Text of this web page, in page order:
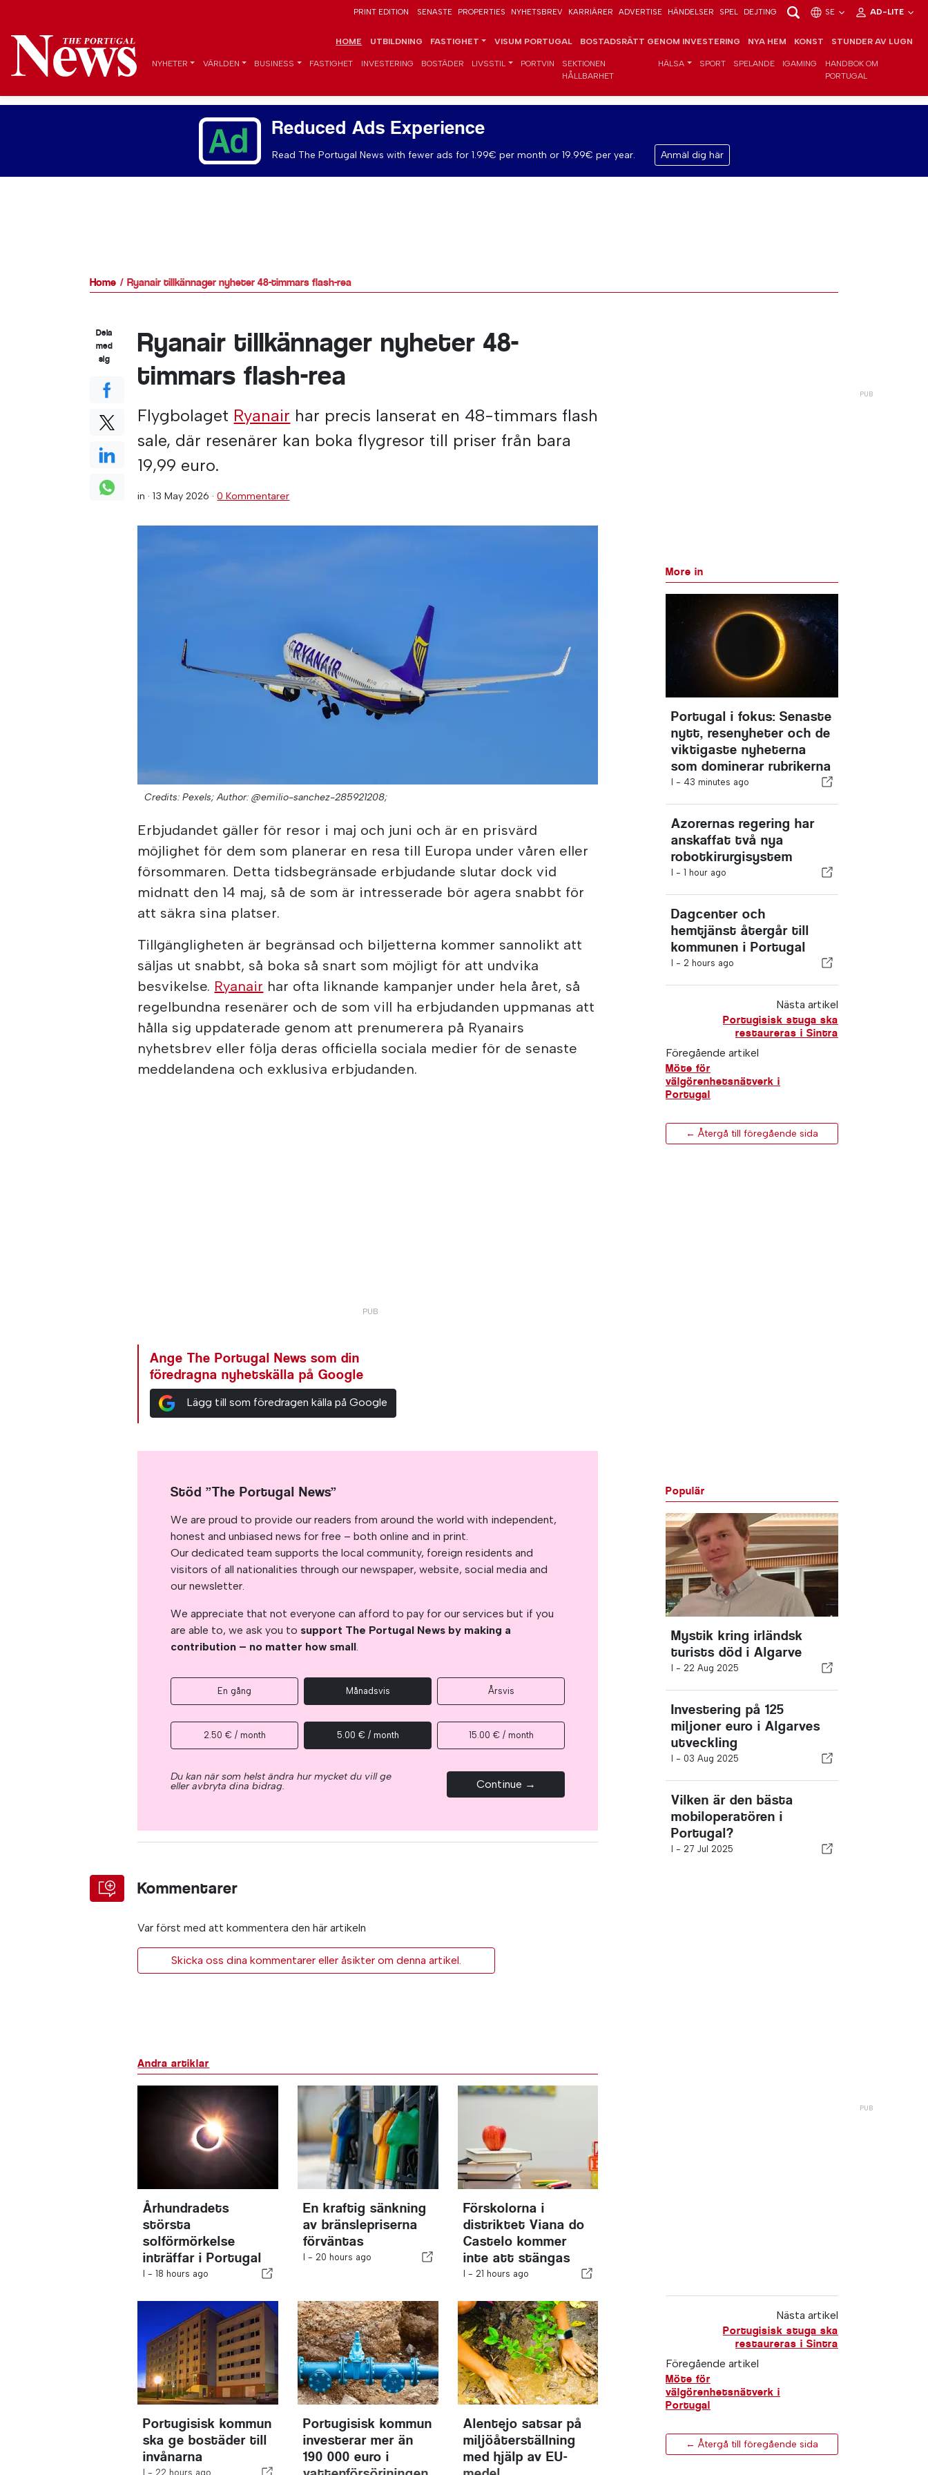
PRINT EDITION SENASTE PROPERTIES NYHETSBREV KARRIÄRER ADVERTISE HÄNDELSER SPEL DEJTING SE AD-LITE
HOME UTBILDNING FASTIGHET VISUM PORTUGAL BOSTADSRÄTT GENOM INVESTERING NYA HEM KONST STUNDER AV LUGN
NYHETER VÄRLDEN BUSINESS FASTIGHET INVESTERING BOSTÄDER LIVSSTIL PORTVIN
SEKTIONEN
HÅLLBARHET
HÄLSA SPORT SPELANDE IGAMING
HANDBOK OM
PORTUGAL
Reduced Ads Experience
Read The Portugal News with fewer ads for 1.99€ per month or 19.99€ per year. Anmäl dig här
Home Ryanair tillkännager nyheter 48-timmars flash-rea
Ryanair tillkännager nyheter 48-
timmars flash-rea
Flygbolaget Ryanair har precis lanserat en 48-timmars flash
sale, där resenärer kan boka flygresor till priser från bara
19,99 euro.
in ·13 May 2026 ·0 Kommentarer
Credits: Pexels; Author: @emilio-sanchez-285921208;
Erbjudandet gäller för resor i maj och juni och är en prisvärd
möjlighet för dem som planerar en resa till Europa under våren eller
försommaren. Detta tidsbegränsade erbjudande slutar dock vid
midnatt den 14 maj, så de som är intresserade bör agera snabbt för
att säkra sina platser.
Tillgängligheten är begränsad och biljetterna kommer sannolikt att
säljas ut snabbt, så boka så snart som möjligt för att undvika
besvikelse. Ryanair har ofta liknande kampanjer under hela året, så
regelbundna resenärer och de som vill ha erbjudanden uppmanas att
hålla sig uppdaterade genom att prenumerera på Ryanairs
nyhetsbrev eller följa deras officiella sociala medier för de senaste
meddelandena och exklusiva erbjudanden.
Ange The Portugal News som din
föredragna nyhetskälla på Google
Lägg till som föredragen källa på Google
Dela
med
sig
More in
Portugal i fokus: Senaste
nytt, resenyheter och de
viktigaste nyheterna
som dominerar rubrikerna
I - 43 minutes ago
Azorernas regering har
anskaffat två nya
robotkirurgisystem
I - 1 hour ago
Dagcenter och
hemtjänst återgår till
kommunen i Portugal
I - 2 hours ago
Nästa artikel
Portugisisk stuga ska
restaureras i Sintra
Föregående artikel
Möte för
välgörenhetsnätverk i
Portugal
← Återgå till föregående sida
Stöd ”The Portugal News”
We are proud to provide our readers from around the world with independent,
honest and unbiased news for free – both online and in print.
Our dedicated team supports the local community, foreign residents and
visitors of all nationalities through our newspaper, website, social media and
our newsletter.
We appreciate that not everyone can afford to pay for our services but if you
are able to, we ask you to support The Portugal News by making a
contribution – no matter how small.
En gång Månadsvis Årsvis
2.50 € / month 5.00 € / month 15.00 € / month
Du kan när som helst ändra hur mycket du vill ge
eller avbryta dina bidrag. Continue →
Kommentarer
Var först med att kommentera den här artikeln
Skicka oss dina kommentarer eller åsikter om denna artikel.
Populär
Mystik kring irländsk
turists död i Algarve
I - 22 Aug 2025
Investering på 125
miljoner euro i Algarves
utveckling
I - 03 Aug 2025
Vilken är den bästa
mobiloperatören i
Portugal?
I - 27 Jul 2025
Andra artiklar
Århundradets
största
solförmörkelse
inträffar i Portugal
I -18 hours ago
En kraftig sänkning
av bränslepriserna
förväntas
I - 20 hours ago
Förskolorna i
distriktet Viana do
Castelo kommer
inte att stängas
I - 21 hours ago
Portugisisk kommun
ska ge bostäder till
invånarna
I - 22 hours ago
Portugisisk kommun
investerar mer än
190 000 euro i
Alentejo satsar på
miljöåterställning
med hjälp av EU-
Nästa artikel
Portugisisk stuga ska
restaureras i Sintra
Föregående artikel
Möte för
välgörenhetsnätverk i
Portugal
← Återgå till föregående sida